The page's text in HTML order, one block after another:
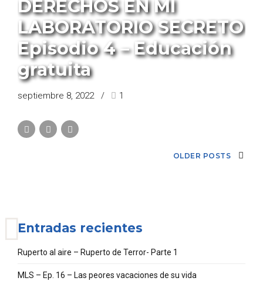
DERECHOS EN MI
LABORATORIO SECRETO
Episodio 4 – Educación
gratuita
septiembre 8, 2022 1
OLDER POSTS
Entradas recientes
Ruperto al aire – Ruperto de Terror- Parte 1
MLS – Ep. 16 – Las peores vacaciones de su vida